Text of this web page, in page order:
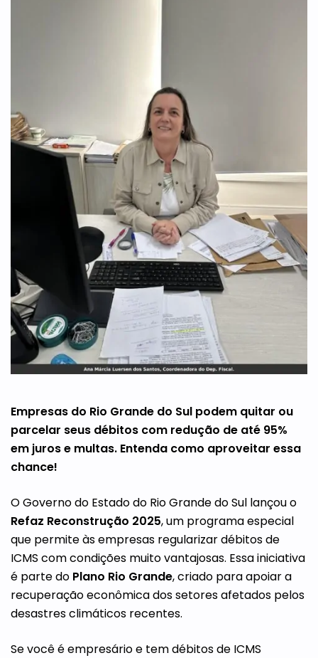
Empresas do Rio Grande do Sul podem quitar ou
parcelar seus débitos com redução de até 95%
em juros e multas. Entenda como aproveitar essa
chance!
O Governo do Estado do Rio Grande do Sul lançou o
Refaz Reconstrução 2025, um programa especial
que permite às empresas regularizar débitos de
ICMS com condições muito vantajosas. Essa iniciativa
é parte do Plano Rio Grande, criado para apoiar a
recuperação econômica dos setores afetados pelos
desastres climáticos recentes.
Se você é empresário e tem débitos de ICMS